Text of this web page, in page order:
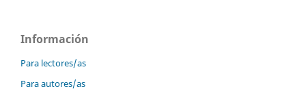
Información
Para lectores/as
Para autores/as